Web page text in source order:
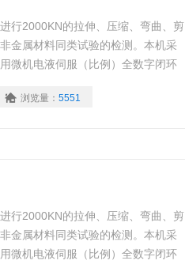
行2000KN的拉伸、压缩、弯曲、剪
金属材料同类试验的检测。本机采
微机电液伺服（比例）全数字闭环
跟踪试验数据和曲线动态显示。试
浏览量： 5551
行2000KN的拉伸、压缩、弯曲、剪
金属材料同类试验的检测。本机采
微机电液伺服（比例）全数字闭环